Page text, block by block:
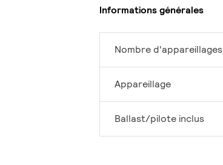
Informations générales
Nombre d'appareillages
Appareillage
Ballast/pilote inclus